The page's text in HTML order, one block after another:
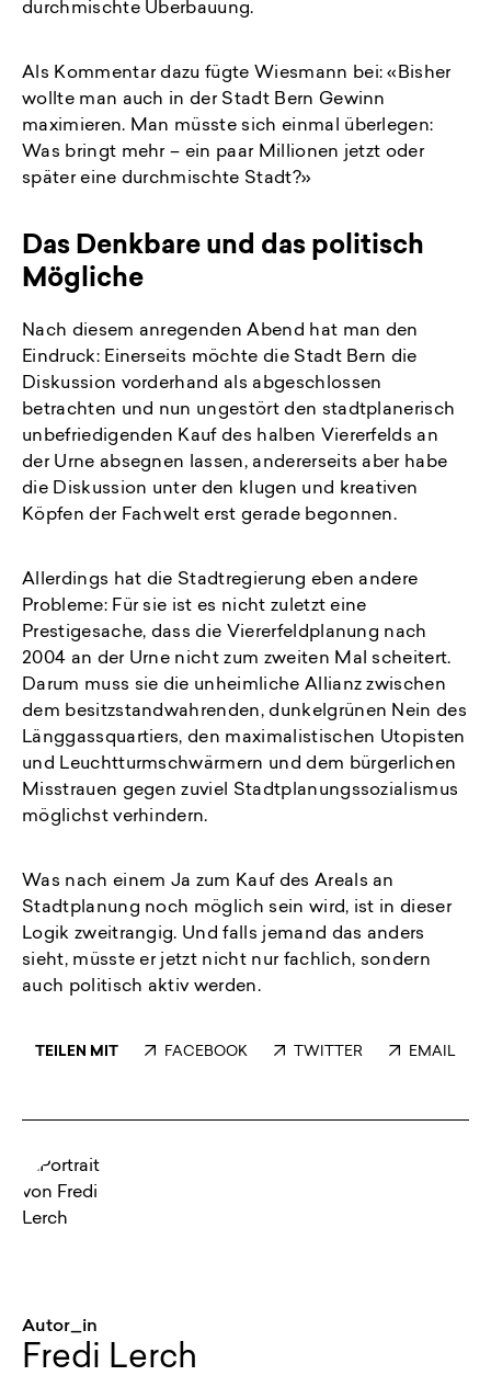
durchmischte Überbauung.
Als Kommentar dazu fügte Wiesmann bei: «Bisher
wollte man auch in der Stadt Bern Gewinn
maximieren. Man müsste sich einmal überlegen:
Was bringt mehr – ein paar Millionen jetzt oder
später eine durchmischte Stadt?»
Das Denkbare und das politisch
Mögliche
Nach diesem anregenden Abend hat man den
Eindruck: Einerseits möchte die Stadt Bern die
Diskussion vorderhand als abgeschlossen
betrachten und nun ungestört den stadtplanerisch
unbefriedigenden Kauf des halben Viererfelds an
der Urne absegnen lassen, andererseits aber habe
die Diskussion unter den klugen und kreativen
Köpfen der Fachwelt erst gerade begonnen.
Allerdings hat die Stadtregierung eben andere
Probleme: Für sie ist es nicht zuletzt eine
Prestigesache, dass die Viererfeldplanung nach
2004 an der Urne nicht zum zweiten Mal scheitert.
Darum muss sie die unheimliche Allianz zwischen
dem besitzstandwahrenden, dunkelgrünen Nein des
Länggassquartiers, den maximalistischen Utopisten
und Leuchtturmschwärmern und dem bürgerlichen
Misstrauen gegen zuviel Stadtplanungssozialismus
möglichst verhindern.
Was nach einem Ja zum Kauf des Areals an
Stadtplanung noch möglich sein wird, ist in dieser
Logik zweitrangig. Und falls jemand das anders
sieht, müsste er jetzt nicht nur fachlich, sondern
auch politisch aktiv werden.
TEILEN MIT FACEBOOK TWITTER EMAIL
Autor_in
Fredi Lerch